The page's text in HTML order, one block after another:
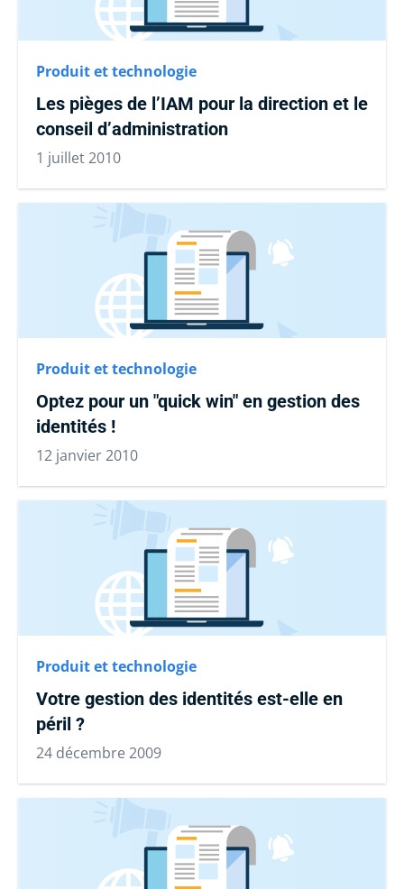
Produit et technologie
Les pièges de l’IAM pour la direction et le
conseil d’administration
1 juillet 2010
Produit et technologie
Optez pour un "quick win" en gestion des
identités !
12 janvier 2010
Produit et technologie
Votre gestion des identités est-elle en
péril ?
24 décembre 2009